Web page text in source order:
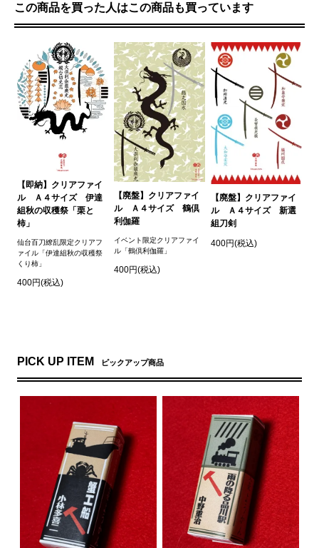
この商品を買った人はこの商品も買っています
【即納】クリアファイ
ル Ａ４サイズ 伊達
組秋の収穫祭「栗と
柿」
仙台百刀繚乱限定クリアフ
ァイル「伊達組秋の収穫祭
くり柿」
400円(税込)
【廃盤】クリアファイ
ル Ａ４サイズ 鶴倶
利伽羅
イベント限定クリアファイ
ル「鶴倶利伽羅」
400円(税込)
【廃盤】クリアファイ
ル Ａ４サイズ 新選
組刀剣
400円(税込)
PICK UP ITEM ピックアップ商品